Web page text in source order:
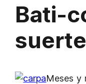
Bati-
suerte
Meses y